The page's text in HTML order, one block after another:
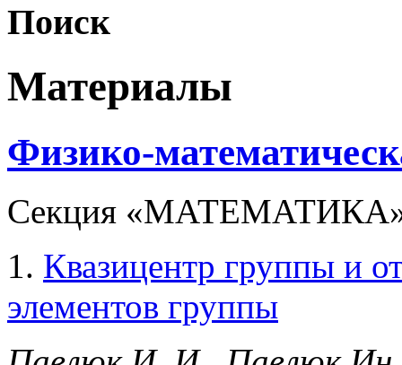
Поиск
Материалы
Физико-
Секция
1. Квазицентр группы и
элементов группы